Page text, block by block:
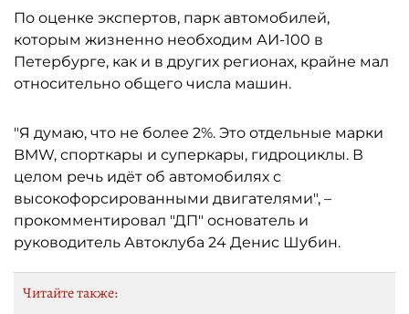
По оценке экспертов, парк автомобилей,
которым жизненно необходим АИ-100 в
Петербурге, как и в других регионах, крайне мал
относительно общего числа машин.
"Я думаю, что не более 2%. Это отдельные марки
BMW, спорткары и суперкары, гидроциклы. В
целом речь идёт об автомобилях с
высокофорсированными двигателями", –
прокомментировал "ДП" основатель и
руководитель Автоклуба 24 Денис Шубин.
Читайте также: